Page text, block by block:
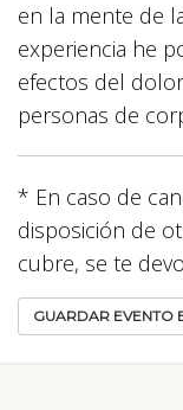
en la mente de
experiencia he
efectos del
personas de
* En caso de
disposición de
cubre, se te
GUARDAR EVENTO